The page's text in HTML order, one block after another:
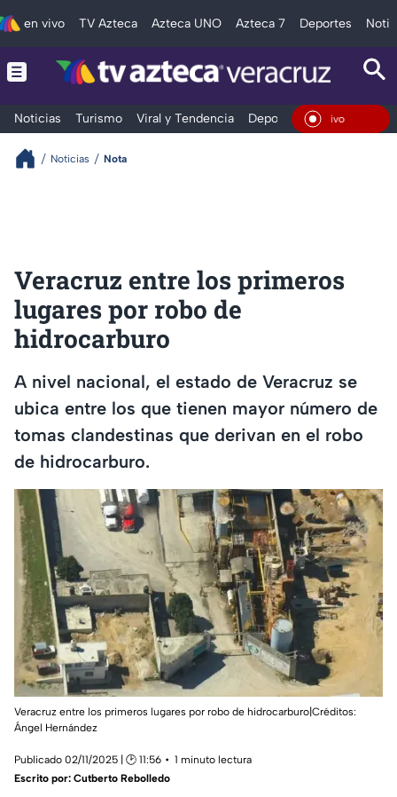
en vivo TV Azteca Azteca UNO Azteca 7 Deportes
Noticias Turismo Viral y Tendencia Deportes Espectáculos
En
Noticias Nota
Veracruz entre los primeros
lugares por robo de
hidrocarburo
A nivel nacional, el estado de Veracruz se
ubica entre los que tienen mayor número de
tomas clandestinas que derivan en el robo
de hidrocarburo.
Veracruz entre los primeros lugares por robo de hidrocarburo|Créditos:
Ángel Hernández
Publicado 02/11/2025 | 🕑 11:56
1 minuto lectura
Escrito por: Cutberto Rebolledo